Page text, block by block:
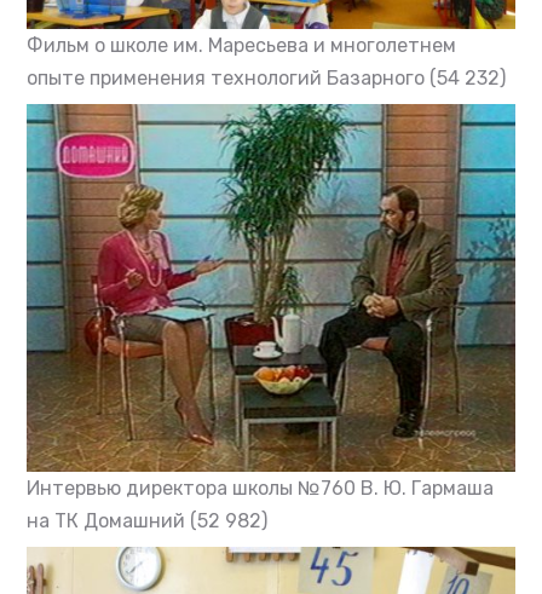
Фильм о школе им. Маресьева и многолетнем
опыте применения технологий Базарного (54 232)
Интервью директора школы №760 В. Ю. Гармаша
на ТК Домашний (52 982)